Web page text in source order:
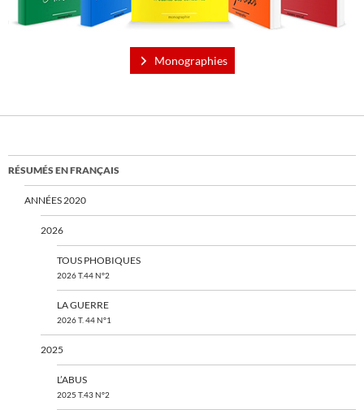
Monographies
RÉSUMÉS EN FRANÇAIS
ANNÉES 2020
2026
TOUS PHOBIQUES
2026 T.44 N°2
LA GUERRE
2026 T. 44 N°1
2025
L’ABUS
2025 T.43 N°2